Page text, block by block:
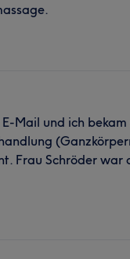
Mail und ich
Frau Schröder war